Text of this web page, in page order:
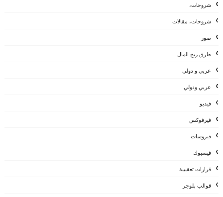
شروحات،
شروحات، مقالات
صور
طرق ربح المال
عربي و دولي
عربي ودولي
فيديو
فيرفوكس
فيروسات
فيسبوك
قرارات تعقيبية
قوالب بلوجر